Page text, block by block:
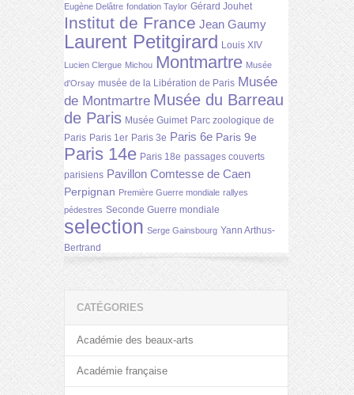
Eugène Delâtre fondation Taylor Gérard Jouhet
Institut de France Jean Gaumy
Laurent Petitgirard Louis XIV
Lucien Clergue Michou Montmartre Musée
d'Orsay musée de la Libération de Paris Musée
de Montmartre Musée du Barreau
de Paris Musée Guimet Parc zoologique de
Paris Paris 1er Paris 3e Paris 6e Paris 9e
Paris 14e Paris 18e passages couverts
parisiens Pavillon Comtesse de Caen
Perpignan Première Guerre mondiale rallyes
pédestres Seconde Guerre mondiale
selection Serge Gainsbourg Yann Arthus-
Bertrand
CATÉGORIES
Académie des beaux-arts
Académie française